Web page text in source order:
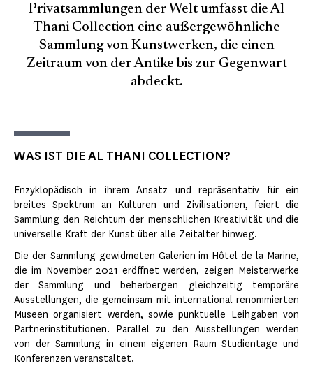
Privatsammlungen der Welt umfasst die Al
Thani Collection eine außergewöhnliche
Sammlung von Kunstwerken, die einen
Zeitraum von der Antike bis zur Gegenwart
abdeckt.
WAS IST DIE AL THANI COLLECTION?
Enzyklopädisch in ihrem Ansatz und repräsentativ für ein
breites Spektrum an Kulturen und Zivilisationen, feiert die
Sammlung den Reichtum der menschlichen Kreativität und die
universelle Kraft der Kunst über alle Zeitalter hinweg.
Die der Sammlung gewidmeten Galerien im Hôtel de la Marine,
die im November 2021 eröffnet werden, zeigen Meisterwerke
der Sammlung und beherbergen gleichzeitig temporäre
Ausstellungen, die gemeinsam mit international renommierten
Museen organisiert werden, sowie punktuelle Leihgaben von
Partnerinstitutionen. Parallel zu den Ausstellungen werden
von der Sammlung in einem eigenen Raum Studientage und
Konferenzen veranstaltet.